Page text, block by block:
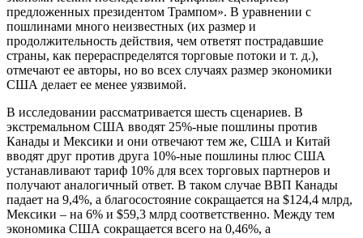
предложенных президентом Трампом». В уравнении с
пошлинами много неизвестных (их размер и
продолжительность действия, чем ответят пострадавшие
страны, как перераспределятся торговые потоки и т. д.),
отмечают ее авторы, но во всех случаях размер экономики
США делает ее менее уязвимой.
В исследовании рассматривается шесть сценариев. В
экстремальном США вводят 25%-ные пошлины против
Канады и Мексики и они отвечают тем же, США и Китай
вводят друг против друга 10%-ные пошлины плюс США
устанавливают тариф 10% для всех торговых партнеров и
получают аналогичный ответ. В таком случае ВВП Канады
падает на 9,4%, а благосостояние сокращается на $124,4 млрд,
Мексики – на 6% и $59,3 млрд соответственно. Между тем
экономика США сокращается всего на 0,46%, а